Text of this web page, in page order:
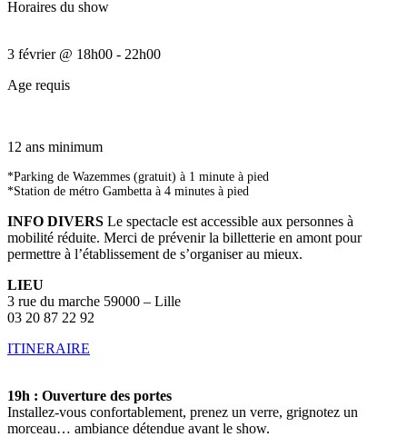
Horaires du show
3 février @ 18h00 - 22h00
Age requis
12 ans minimum
*Parking de Wazemmes (gratuit) à 1 minute à pied
*Station de métro Gambetta à 4 minutes à pied
INFO DIVERS Le spectacle est accessible aux personnes à
mobilité réduite. Merci de prévenir la billetterie en amont pour
permettre à l’établissement de s’organiser au mieux.
LIEU
3 rue du marche 59000 – Lille
03 20 87 22 92
ITINERAIRE
19h : Ouverture des portes
Installez-vous confortablement, prenez un verre, grignotez un
morceau… ambiance détendue avant le show.